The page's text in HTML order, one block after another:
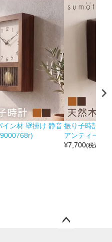
ン材 壁掛け 静音 振り子時計 木
アンティーク
¥7,700(税込)